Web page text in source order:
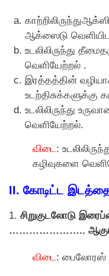
ஆக்ஸைடு
உடலிலிருந்து
வெளியேற்றல் .
இரத்தத்தின்
உடற்திசுக்களுக்கு
உடலிலிருந்து
வெளியேற்றல்.
விடை :
கழிவுகளை
II. கோடிட்ட இடத்தை
1. சிறுகுடலாேடு
…………………..
விடை: பைலோரஸ்